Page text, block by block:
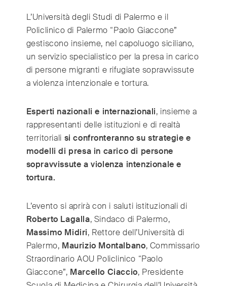
L’Università degli Studi di Palermo e il
Policlinico di Palermo “Paolo Giaccone”
gestiscono insieme, nel capoluogo siciliano,
un servizio specialistico per la presa in carico
di persone migranti e rifugiate sopravvissute
a violenza intenzionale e tortura.
Esperti nazionali e internazionali, insieme a
rappresentanti delle istituzioni e di realtà
territoriali si confronteranno su strategie e
modelli di presa in carico di persone
sopravvissute a violenza intenzionale e
tortura.
L’evento si aprirà con i saluti istituzionali di
Roberto Lagalla, Sindaco di Palermo,
Massimo Midiri, Rettore dell’Università di
Palermo, Maurizio Montalbano, Commissario
Straordinario AOU Policlinico “Paolo
Giaccone”, Marcello Ciaccio, Presidente
South Korea (한국어)
Spain (Español)
Sweden (Svenska)
Switzerland (Deutsch/Français)
Turkey (Türkiye)
United Arab Emirates (English/العربية)
United States (English)